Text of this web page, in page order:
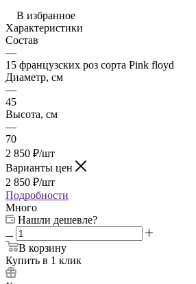
В избранное
Характеристики
Состав
—
15 французских роз сорта Pink floyd
Диаметр, см
—
45
Высота, см
—
70
2 850 ₽/шт
Варианты цен
2 850 ₽/шт
Подробности
Много
Нашли дешевле?
В корзину
Купить в 1 клик